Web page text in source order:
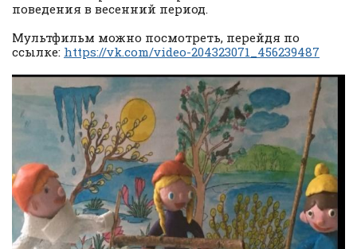
поведения в весенний период.
Мультфильм можно посмотреть, перейдя по
ссылке: https://vk.com/video-204323071_456239487